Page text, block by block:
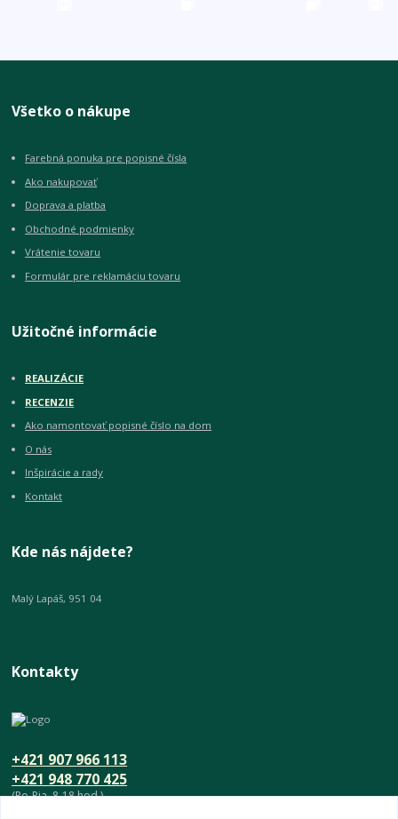
Všetko o nákupe
Farebná ponuka pre popisné čísla
Ako nakupovať
Doprava a platba
Obchodné podmienky
Vrátenie tovaru
Formulár pre reklamáciu tovaru
Užitočné informácie
REALIZÁCIE
RECENZIE
Ako namontovať popisné číslo na dom
O nás
Inšpirácie a rady
Kontakt
Kde nás nájdete?
Malý Lapáš, 951 04
Kontakty
+421 948 770 425
+421 907 966 113
(Po-Pia, 8-18 hod.)